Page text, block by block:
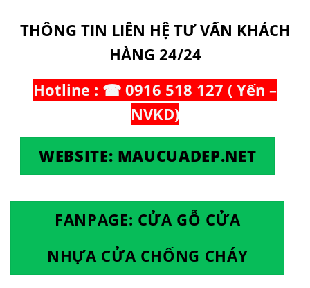
THÔNG TIN LIÊN HỆ TƯ VẤN KHÁCH
HÀNG 24/24
Hotline : ☎ 0916 518 127 ( Yến –
NVKD)
WEBSITE: MAUCUADEP.NET
FANPAGE: CỬA GỖ CỬA
NHỰA CỬA CHỐNG CHÁY